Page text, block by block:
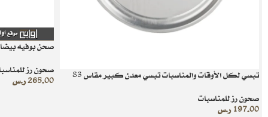
تبسي لكل الأوقات والمناسبات تبسي معدن كبير مقاس 83
صحون رز للمناسبات
197.00 ر.س
صحن بوفيه
صحون رز
265.00ر.س